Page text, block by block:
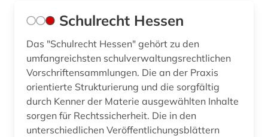
Schulrecht Hessen
Das "Schulrecht Hessen" gehört zu den
umfangreichsten schulverwaltungsrechtlichen
Vorschriftensammlungen. Die an der Praxis
orientierte Strukturierung und die sorgfältig
durch Kenner der Materie ausgewählten Inhalte
sorgen für Rechtssicherheit. Die in den
unterschiedlichen Veröffentlichungsblättern